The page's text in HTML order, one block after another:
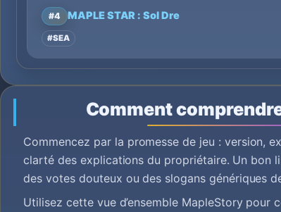
#4 MAPLE STAR : Sol Dre
#SEA
Comment
Commencez par la promesse de jeu : version,
clarté des explications du propriétaire. Un bon
des votes douteux ou des slogans génériques
Utilisez cette vue d’ensemble MapleStory pour